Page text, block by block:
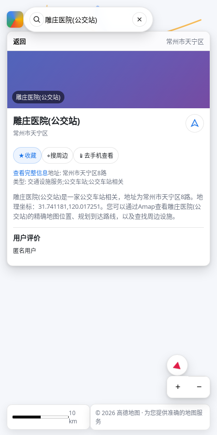
返回 常州市天宁区
雕庄医院(公交站)
雕庄医院(公交站)
常州市天宁区
★收藏 ⌖搜周边 📱 去手机查看
查看完整信息地址: 常州市天宁区8路
类型: 交通设施服务;公交车站;公交车站相关
雕庄医院(公交站)是一家公交车站相关，地址为常州市天宁区8路。地
理坐标：31.741181,120.017251。您可以通过Amap查看雕庄医院(公
交站)的精确地图位置、规划到达路线，以及查找周边设施。
用户评价
匿名用户
+ −
10
km
© 2026 高德地图 · 为您提供准确的地图服
务